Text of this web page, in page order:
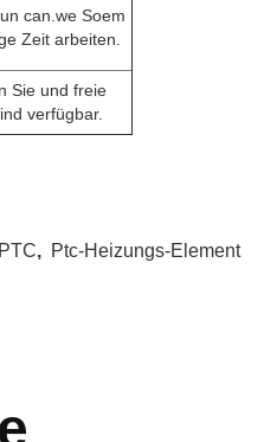
can.we Soem
Zeit arbeiten.
Sie und freie
verfügbar.
, Ptc-Heizungs-Element